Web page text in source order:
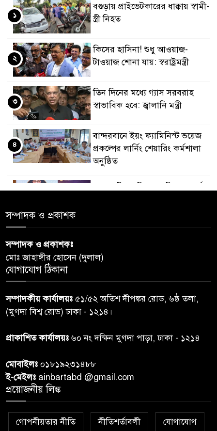
বগুড়ায় প্রাইভেটকারের ধাক্কায় স্বামী-
স্ত্রী নিহত
১
কিসের হাসিনা! শুধু আওয়াজ-
টাওয়াজ শোনা যায়: স্বরাষ্ট্রমন্ত্রী
২
তিন দিনের মধ্যে গ্যাস সরবরাহ
স্বাভাবিক হবে: জ্বালানি মন্ত্রী
৩
বান্দরবানে ইয়ং ফ্যামিনিস্ট ভয়েজ
প্রকল্পের লার্নিং শেয়ারিং কর্মশালা
অনুষ্ঠিত
৪
পেশ
৬
তদন্ত শেষ পর্যায়ে, দ্রুত চার্জশিট
৭
রাতের মধ্যে ঢাকাসহ ১০ অঞ্চলে
ঝড়বৃষ্টির পূর্বাভাস
৮
প্রধানমন্ত্রীর সঙ্গে দেখা করে স্বপ্নপূরণ
উপহার
৯
২০ আগস্ট রাষ্ট্রপতি নির্বাচন,
সম্পাদক ও প্রকাশক
সম্পাদক ও প্রকাশকঃ
মোঃ জাহাঙ্গীর হোসেন (দুলাল)
যোগাযোগ ঠিকানা
সম্পাদকীয় কার্যালয়ঃ ৫১/৫২ অতিশ দীপঙ্কর রোড, ৬ষ্ঠ তলা,
(মুগদা বিশ্ব রোড) ঢাকা - ১২১৪।
প্রাকাশিত কার্যালয়ঃ৬০ নং দক্ষিন মুগদা পাড়া, ঢাকা - ১২১৪
মোবাইলঃ ০১৮১৯২৩১৪৮৮
ই-মেইলঃ ainbartabd @gmail.com
প্রয়োজনীয় লিঙ্ক
গোপনীয়তার নীতি নীতিশর্তাবলী যোগাযোগ